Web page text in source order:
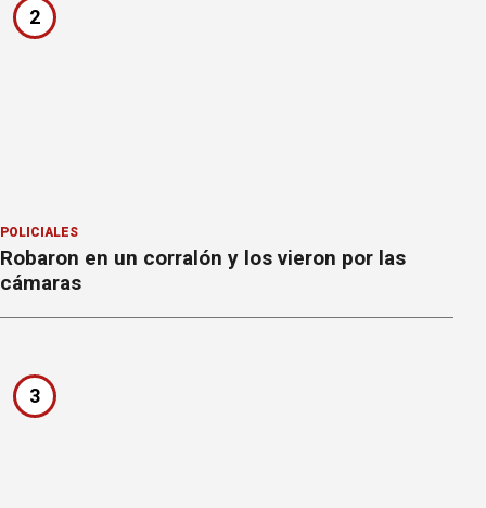
2
POLICIALES
Robaron en un corralón y los vieron por las
cámaras
3